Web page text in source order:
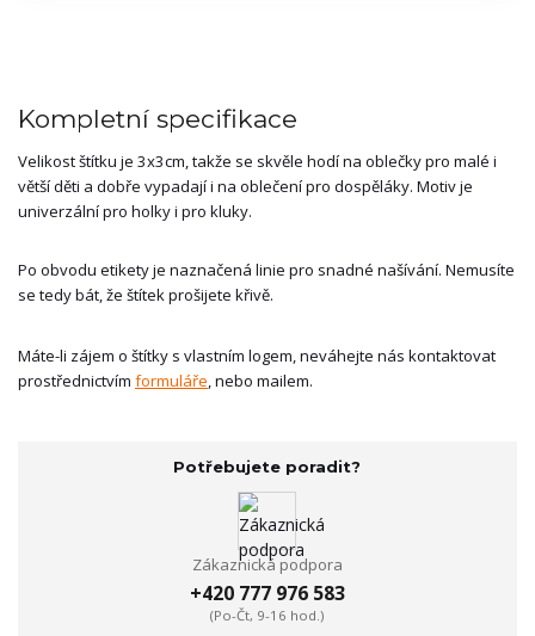
Kompletní specifikace
Velikost štítku je 3x3cm, takže se skvěle hodí na oblečky pro malé i
větší děti a dobře vypadají i na oblečení pro dospěláky. Motiv je
univerzální pro holky i pro kluky.
Po obvodu etikety je naznačená linie pro snadné našívání. Nemusíte
se tedy bát, že štítek prošijete křivě.
Máte-li zájem o štítky s vlastním logem, neváhejte nás kontaktovat
prostřednictvím formuláře, nebo mailem.
Potřebujete poradit?
Zákaznická podpora
+420 777 976 583
(Po-Čt, 9-16 hod.)